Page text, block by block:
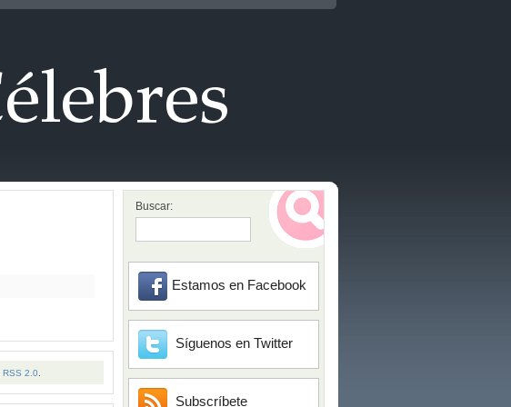
RSS 2.0
Buscar:
Estamos en Facebook
Síguenos en Twitter
Subscríbete